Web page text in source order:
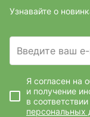
Узнавайте о
Введите ваш
Я согласен на
и получение
в соответствии
персональных